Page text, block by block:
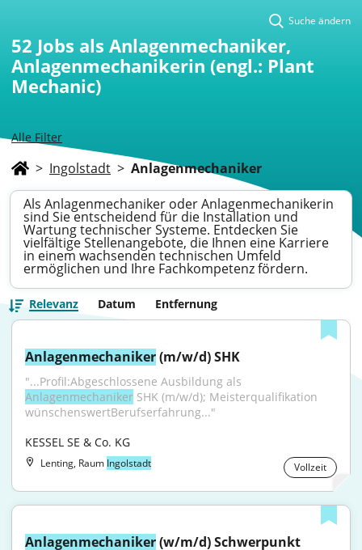
Alle Filter
Suche ändern
52 Jobs als Anlagenmechaniker,
Anlagenmechanikerin (engl.: Plant
Mechanic)
> Ingolstadt > Anlagenmechaniker
Als Anlagenmechaniker oder Anlagenmechanikerin
sind Sie entscheidend für die Installation und
Wartung technischer Systeme. Entdecken Sie
vielfältige Stellenangebote, die Ihnen eine Karriere
in einem wachsenden technischen Umfeld
ermöglichen und Ihre Fachkompetenz fördern.
Relevanz Datum Entfernung
Anlagenmechaniker (m/w/d) SHK
Anlagenmechaniker SHK (m/w/d); Meisterqualifikation
wünschenswertBerufserfahrung..."
KESSEL SE & Co. KG
Lenting, Raum Ingolstadt Vollzeit
Anlagenmechaniker (w/m/d) Schwerpunkt